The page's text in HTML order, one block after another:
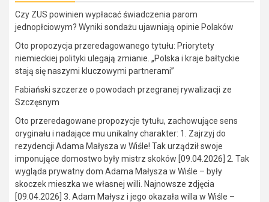
Czy ZUS powinien wypłacać świadczenia parom
jednopłciowym? Wyniki sondażu ujawniają opinie Polaków
Oto propozycja przeredagowanego tytułu: Priorytety
niemieckiej polityki ulegają zmianie. „Polska i kraje bałtyckie
stają się naszymi kluczowymi partnerami”
Fabiański szczerze o powodach przegranej rywalizacji ze
Szczęsnym
Oto przeredagowane propozycje tytułu, zachowujące sens
oryginału i nadające mu unikalny charakter: 1. Zajrzyj do
rezydencji Adama Małysza w Wiśle! Tak urządził swoje
imponujące domostwo były mistrz skoków [09.04.2026] 2. Tak
wygląda prywatny dom Adama Małysza w Wiśle – były
skoczek mieszka we własnej willi. Najnowsze zdjęcia
[09.04.2026] 3. Adam Małysz i jego okazała willa w Wiśle –